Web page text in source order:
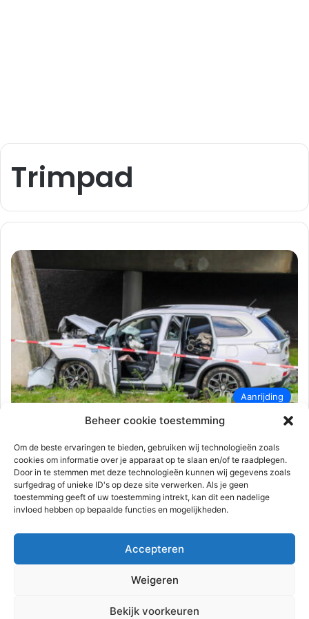
Beheer cookie toestemming
Om de beste ervaringen te bieden, gebruiken wij technologieën zoals
cookies om informatie over je apparaat op te slaan en/of te raadplegen.
Door in te stemmen met deze technologieën kunnen wij gegevens zoals
surfgedrag of unieke ID's op deze site verwerken. Als je geen
toestemming geeft of uw toestemming intrekt, kan dit een nadelige
invloed hebben op bepaalde functies en mogelijkheden.
Accepteren
Weigeren
Bekijk voorkeuren
Trimpad
Aanrijding
31 maart 2024 0 835
Auto botst frontaal op pijler, drie
gewonde | Trimpad Schiedam
Schiedam – Zondagmiddag 31 maart om 13.00 uur heeft een
ongeval plaatsgevonden aan de Trimpad. Er zijn drie mensen,